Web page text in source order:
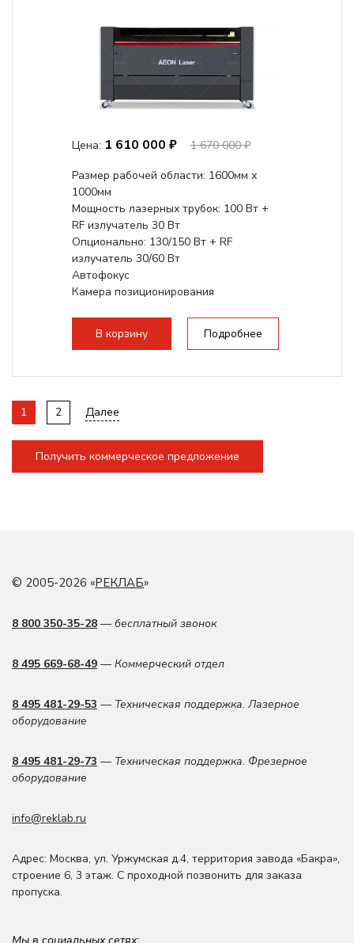
Цена: 1 610 000 ₽
1 670 000 ₽
Размер рабочей области: 1600мм х
1000мм
Мощность лазерных трубок: 100 Вт +
RF излучатель 30 Вт
Опционально: 130/150 Вт + RF
излучатель 30/60 Вт
Автофокус
Камера позиционирования
2000 мм/с...
В корзину Подробнее
1 2 Далее
Получить коммерческое предложение
© 2005-2026 «РЕКЛАБ»
8 800 350-35-28 — бесплатный звонок
8 495 669-68-49 — Коммерческий отдел
8 495 481-29-53 — Техническая поддержка. Лазерное
оборудование
8 495 481-29-73 — Техническая поддержка. Фрезерное
оборудование
info@reklab.ru
Адрес: Москва, ул. Уржумская д.4, территория завода «Бакра»,
строение 6, 3 этаж. С проходной позвонить для заказа
пропуска.